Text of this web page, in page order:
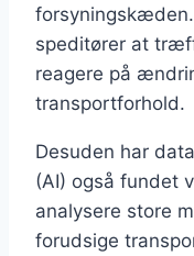
speditører at
reagere på
transportforhold.
Desuden har
(AI) også fundet
analysere store
forudsige